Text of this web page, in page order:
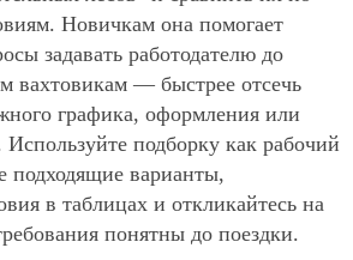
Новичкам она помогает
задавать работодателю до
вахтовикам — быстрее отсечь
графика, оформления или
подборку как рабочий
подходящие варианты,
в таблицах и откликайтесь на
понятны до поездки.